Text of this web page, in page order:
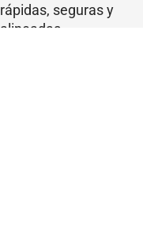
rápidas, seguras y
alineadas,